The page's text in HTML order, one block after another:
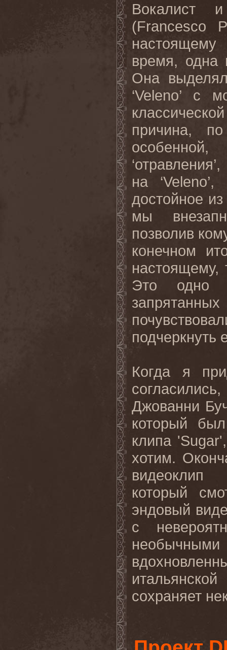
Вокалист
(Francesco
время, одна
Она
‘Veleno’ с
причина,
на ‘Veleno’,
достойное
мы
позволив
конечном
настоящему,
Это одно
подчеркнуть
Когда я
Джованни
который
клипа 'Sugar
хотим.
видеоклип
который
эндовый
с
сохраняет